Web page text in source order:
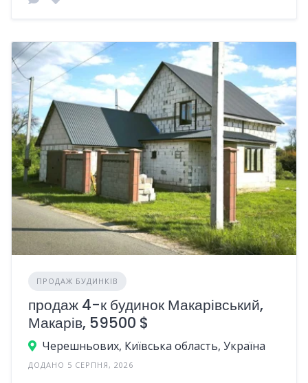
ПРОДАЖ БУДИНКІВ
продаж 4-к будинок Макарівський,
Макарів, 59500 $
Черешньових, Київська область, Україна
ДОДАНО 5 СЕРПНЯ, 2026